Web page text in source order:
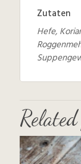
Zutaten
Hefe,